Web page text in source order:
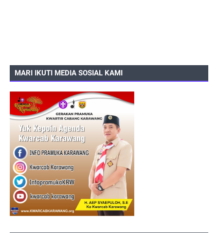
MARI IKUTI MEDIA SOSIAL KAMI